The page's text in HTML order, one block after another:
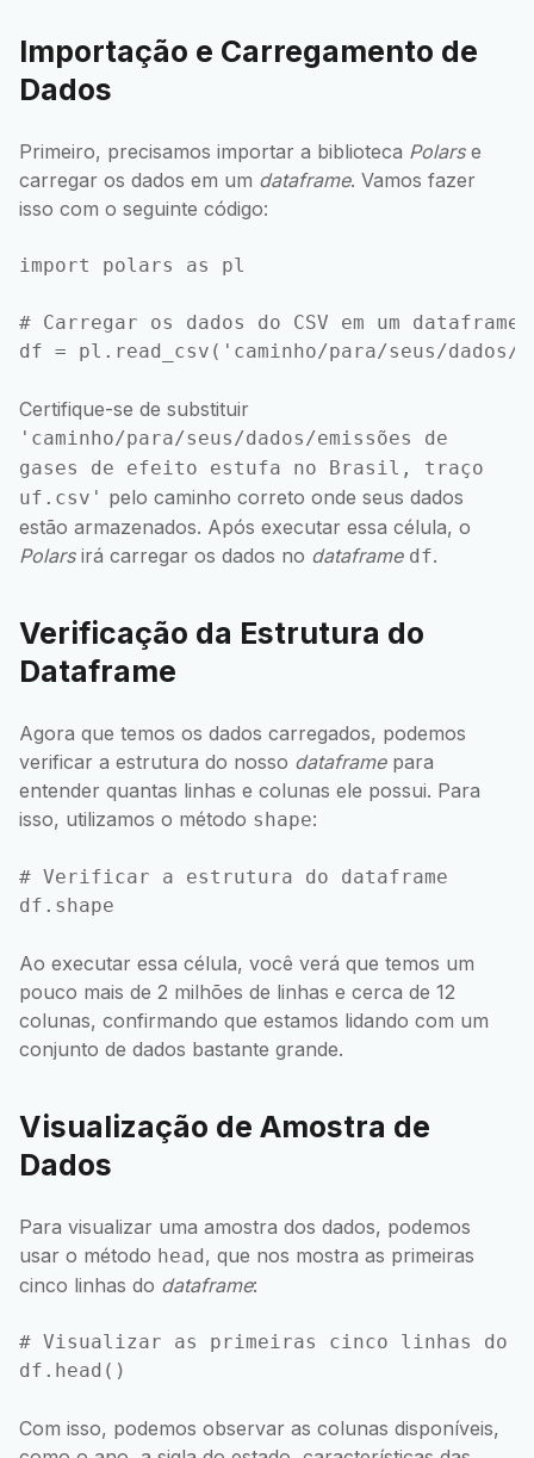
Importação e Carregamento de
Dados
Primeiro, precisamos importar a biblioteca Polarse
carregar os dados em um dataframe. Vamos fazer
isso com o seguinte código:
import polars as pl
# Carregar os dados do CSV em um dataframe
Certifique-se de substituir
'caminho/para/seus/dados/emissões de
gases de efeito estufa no Brasil, traço
uf.csv' pelo caminho correto onde seus dados
estão armazenados. Após executar essa célula, o
Polarsirá carregar os dados no dataframe df.
Verificação da Estrutura do
Dataframe
Agora que temos os dados carregados, podemos
verificar a estrutura do nosso dataframepara
entender quantas linhas e colunas ele possui. Para
isso, utilizamos o método shape:
# Verificar a estrutura do dataframe
Ao executar essa célula, você verá que temos um
pouco mais de 2 milhões de linhas e cerca de 12
colunas, confirmando que estamos lidando com um
conjunto de dados bastante grande.
Visualização de Amostra de
Dados
Para visualizar uma amostra dos dados, podemos
usar o método head, que nos mostra as primeiras
cinco linhas do dataframe:
# Visualizar as primeiras cinco linhas do
Com isso, podemos observar as colunas disponíveis,